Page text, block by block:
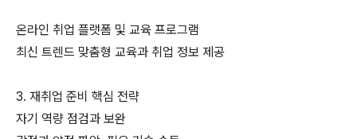
온라인 취업 플랫폼 및 교육 프로그램
최신 트렌드 맞춤형 교육과 취업 정보 제공
3. 재취업 준비 핵심 전략
자기 역량 점검과 보완